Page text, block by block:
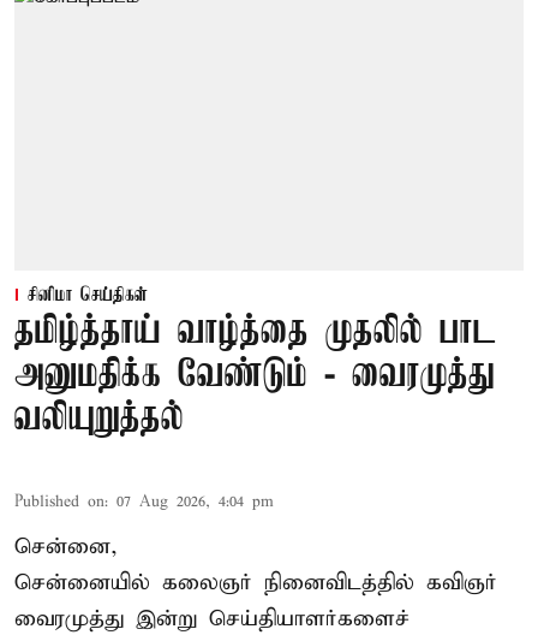
சினிமா செய்திகள்
தமிழ்த்தாய் வாழ்த்தை முதலில் பாட
அனுமதிக்க வேண்டும் - வைரமுத்து
வலியுறுத்தல்
Published on: 07 Aug 2026, 4:04 pm
சென்னை,
சென்னையில் கலைஞர் நினைவிடத்தில் கவிஞர்
வைரமுத்து இன்று செய்தியாளர்களைச்